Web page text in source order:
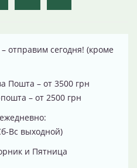
отправим сегодня! (кроме
Пошта – от 3500 грн
– от 2500 грн
Вс выходной)
и Пятница